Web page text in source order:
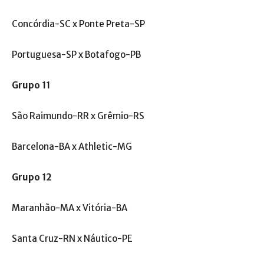
Concórdia-SC x Ponte Preta-SP
Portuguesa-SP x Botafogo-PB
Grupo 11
São Raimundo-RR x Grêmio-RS
Barcelona-BA x Athletic-MG
Grupo 12
Maranhão-MA x Vitória-BA
Santa Cruz-RN x Náutico-PE